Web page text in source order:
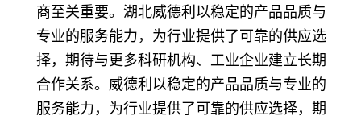
商至关重要。湖北威德利以稳定的产品品质与
专业的服务能力，为行业提供了可靠的供应选
择，期待与更多科研机构、工业企业建立长期
合作关系。威德利以稳定的产品品质与专业的
服务能力，为行业提供了可靠的供应选择，期